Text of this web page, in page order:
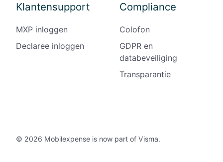
Klantensupport
MXP inloggen
Declaree inloggen
Compliance
Colofon
GDPR en
databeveiliging
Transparantie
© 2026 Mobilexpense is now part of Visma.